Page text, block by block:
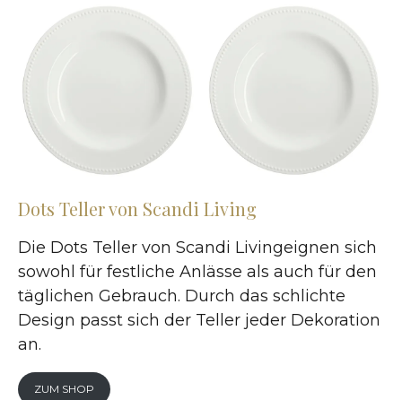
Dots Teller von Scandi Living
Die Dots Teller von Scandi Livingeignen sich
sowohl für festliche Anlässe als auch für den
täglichen Gebrauch. Durch das schlichte
Design passt sich der Teller jeder Dekoration
an.
ZUM SHOP